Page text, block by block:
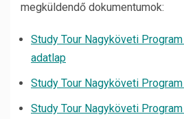
megküldendő dokumentumok:
Study Tour Nagyköveti
adatlap
Study Tour Nagyköveti
Study Tour Nagyköveti